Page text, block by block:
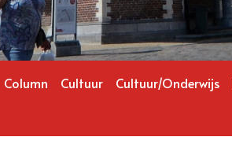
Column Cultuur Cultuur/Onderwijs